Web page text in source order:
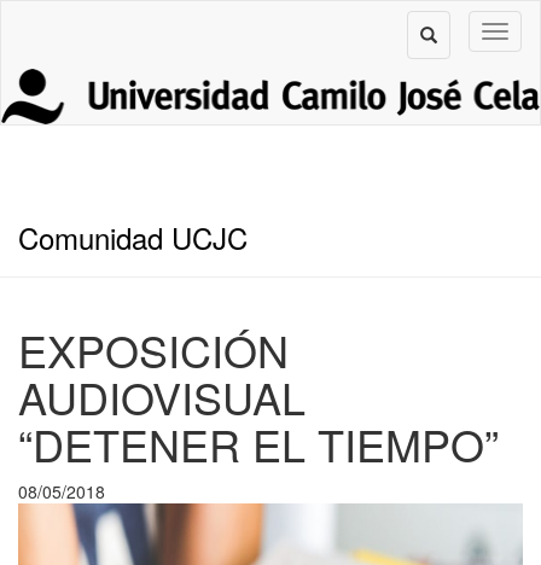
Comunidad UCJC
EXPOSICIÓN
AUDIOVISUAL
“DETENER EL TIEMPO”
08/05/2018